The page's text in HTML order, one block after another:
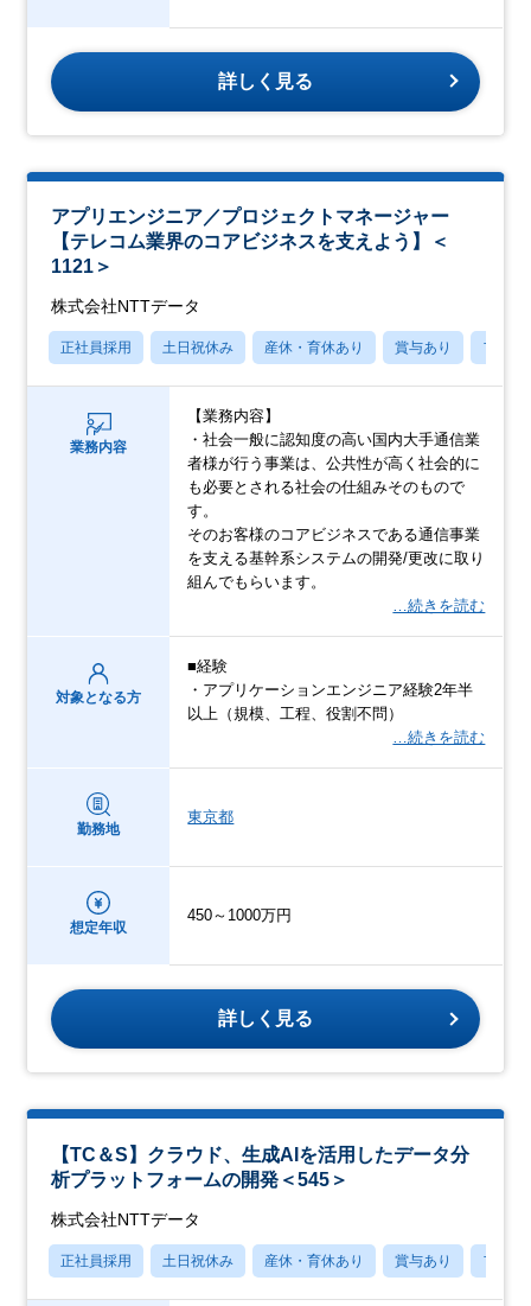
詳しく見る
アプリエンジニア／プロジェクトマネージャー
【テレコム業界のコアビジネスを支えよう】＜
1121＞
株式会社NTTデータ
正社員採用 土日祝休み 産休・育休あり 賞与あり フレッ
業務内容
【業務内容】
・社会一般に認知度の高い国内大手通信業
者様が行う事業は、公共性が高く社会的に
も必要とされる社会の仕組みそのもので
す。
そのお客様のコアビジネスである通信事業
を支える基幹系システムの開発/更改に取り
組んでもらいます。
…続きを読む
対象となる方
■経験
・アプリケーションエンジニア経験2年半
以上（規模、工程、役割不問）
…続きを読む
勤務地
東京都
想定年収
450～1000万円
詳しく見る
【TC＆S】クラウド、生成AIを活用したデータ分
析プラットフォームの開発＜545＞
株式会社NTTデータ
正社員採用 土日祝休み 産休・育休あり 賞与あり フレッ